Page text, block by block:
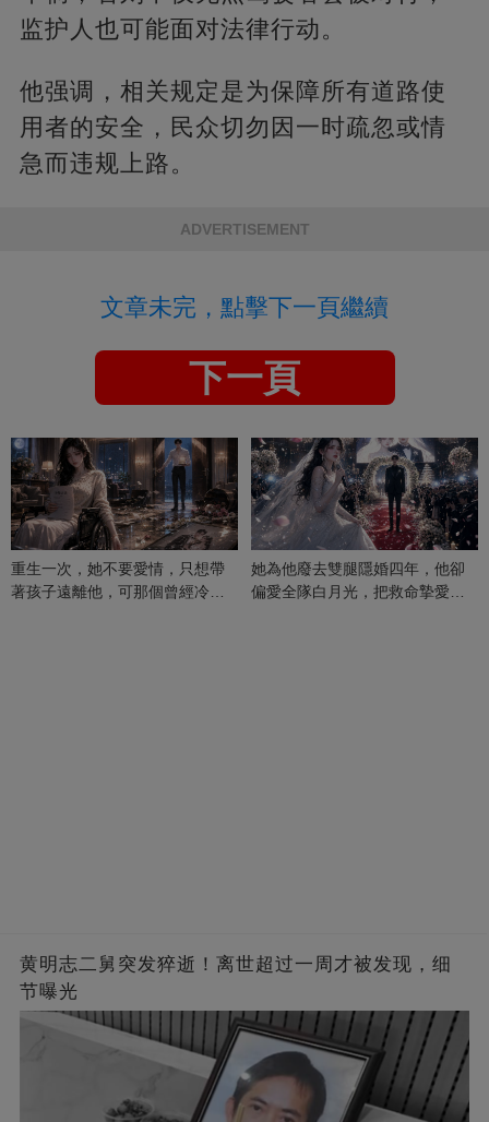
监护人也可能面对法律行动。
他强调，相关规定是为保障所有道路使
用者的安全，民众切勿因一时疏忽或情
急而违规上路。
ADVERTISEMENT
文章未完，點擊下一頁繼續
下一頁
重生一次，她不要愛情，只想帶
著孩子遠離他，可那個曾經冷漠
她為他廢去雙腿隱婚四年，他卻
偏愛全隊白月光，把救命摯愛當
黄明志二舅突发猝逝！离世超过一周才被发现，细
节曝光